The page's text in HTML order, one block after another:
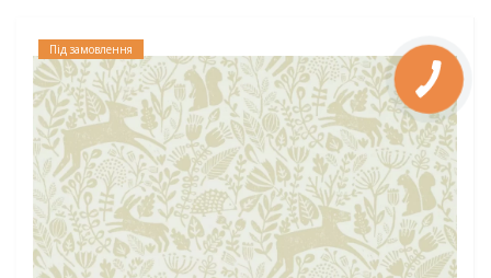
Під замовлення